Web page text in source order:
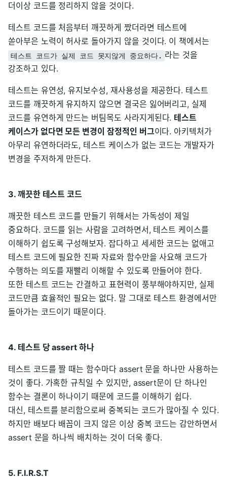
더이상 코드를 정리하지 않을 것이다.
테스트 코드를 처음부터 깨끗하게 짰더라면 테스트에
쏟아부은 노력이 허사로 돌아가지 않을 것이다. 이 책에서는
테스트 코드가 실제 코드 못지않게 중요하다. 라는 것을
강조하고 있다.
테스트는 유연성, 유지보수성, 재사용성을 제공한다. 테스트
코드를 깨끗하게 유지하지 않으면 결국은 잃어버리고, 실제
코드를 유연하게 만드는 버팀목도 사라지게된다. 테스트
케이스가 없다면 모든 변경이 잠정적인 버그이다. 아키텍처가
아무리 유연하더라도, 테스트 케이스가 없는 코드는 개발자가
변경을 주저하게 만든다.
3. 깨끗한 테스트 코드
깨끗한 테스트 코드를 만들기 위해서는 가독성이 제일
중요하다. 코드를 읽는 사람을 고려하면서, 테스트 케이스를
이해하기 쉽도록 구성해보자. 잡다하고 세세한 코드는 없애고
테스트 코드에 필요한 진짜 자료와 함수만을 사요해 코드가
수행하는 의도를 재빨리 이해할 수 있도록 만들어야 한다.
또한 테스트 코드는 간결하고 표현력이 풍부해야하지만, 실제
코드만큼 효율적인 필요는 없다. 말 그대로 테스트 환경에서만
돌아가는 코드이기 때문이다.
4. 테스트 당 assert 하나
테스트 코드를 짤 때는 함수마다 assert 문을 하나만 사용하는
것이 좋다. 가혹한 규칙일 수 있지만, assert문이 단 하나인
함수는 결론이 하나이기 때문에 코드를 이해하기 쉽다.
대신, 테스트를 분리함으로써 중복되는 코드가 많아질 수 있다.
하지만 배보다 배꼽이 크지 않은 이상 중복 코드는 감안하면서
assert 문을 하나씩 배치하는 것이 더욱 좋다.
5. F.I.R.S.T